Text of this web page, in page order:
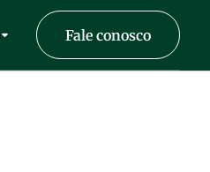
Fale conosco